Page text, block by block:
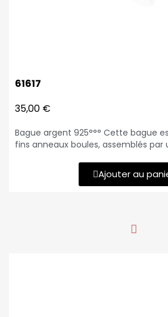
61617
35,00 €
Bague argent 925°°° Cette bague
fins anneaux boules, assemblés
10 mm Poids : 2.76 grAjouter au